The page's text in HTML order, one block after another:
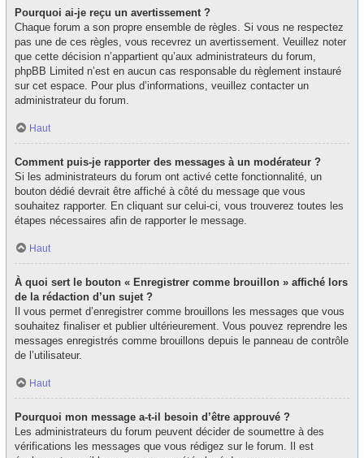
Pourquoi ai-je reçu un avertissement ?
Chaque forum a son propre ensemble de règles. Si vous ne respectez
pas une de ces règles, vous recevrez un avertissement. Veuillez noter
que cette décision n’appartient qu’aux administrateurs du forum,
phpBB Limited n’est en aucun cas responsable du règlement instauré
sur cet espace. Pour plus d’informations, veuillez contacter un
administrateur du forum.
Haut
Comment puis-je rapporter des messages à un modérateur ?
Si les administrateurs du forum ont activé cette fonctionnalité, un
bouton dédié devrait être affiché à côté du message que vous
souhaitez rapporter. En cliquant sur celui-ci, vous trouverez toutes les
étapes nécessaires afin de rapporter le message.
Haut
À quoi sert le bouton « Enregistrer comme brouillon » affiché lors
de la rédaction d’un sujet ?
Il vous permet d’enregistrer comme brouillons les messages que vous
souhaitez finaliser et publier ultérieurement. Vous pouvez reprendre les
messages enregistrés comme brouillons depuis le panneau de contrôle
de l’utilisateur.
Haut
Pourquoi mon message a-t-il besoin d’être approuvé ?
Les administrateurs du forum peuvent décider de soumettre à des
vérifications les messages que vous rédigez sur le forum. Il est